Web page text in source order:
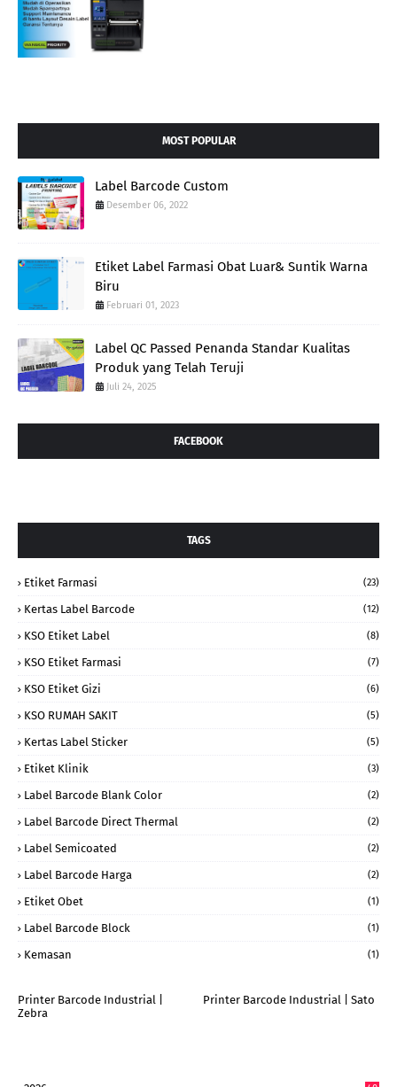
MOST POPULAR
Label Barcode Custom
Desember 06, 2022
Etiket Label Farmasi Obat Luar& Suntik Warna
Biru
Februari 01, 2023
Label QC Passed Penanda Standar Kualitas
Produk yang Telah Teruji
Juli 24, 2025
FACEBOOK
TAGS
Etiket Farmasi (23)
Kertas Label Barcode (12)
KSO Etiket Label (8)
KSO Etiket Farmasi (7)
KSO Etiket Gizi (6)
KSO RUMAH SAKIT (5)
Kertas Label Sticker (5)
Etiket Klinik (3)
Label Barcode Blank Color (2)
Label Barcode Direct Thermal (2)
Label Semicoated (2)
Label Barcode Harga (2)
Etiket Obet (1)
Label Barcode Block (1)
Kemasan (1)
Printer Barcode Industrial |
Zebra
Printer Barcode Industrial | Sato